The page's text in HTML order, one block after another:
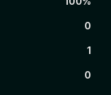
0
1
0